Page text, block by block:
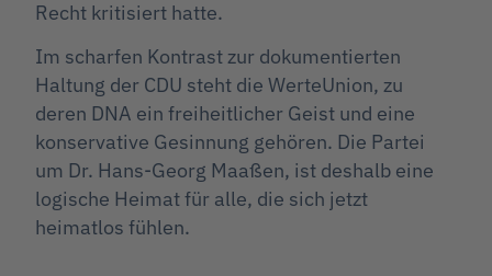
Recht kritisiert hatte.
Im scharfen Kontrast zur dokumentierten
Haltung der CDU steht die WerteUnion, zu
deren DNA ein freiheitlicher Geist und eine
konservative Gesinnung gehören. Die Partei
um Dr. Hans-Georg Maaßen, ist deshalb eine
logische Heimat für alle, die sich jetzt
heimatlos fühlen.